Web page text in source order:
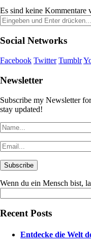
Es sind keine Kommentare
Social Networks
Facebook Twitter Tumblr
Newsletter
Subscribe my Newsletter
stay updated!
Wenn du ein Mensch bist,
Recent Posts
Entdecke die Welt